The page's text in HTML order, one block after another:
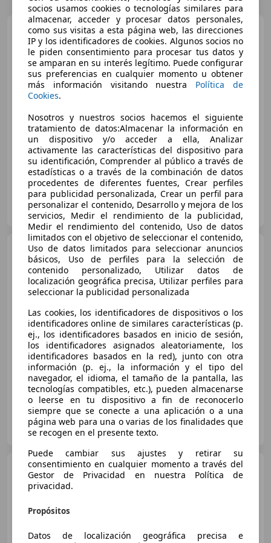
Audi A4
FAMILIAR 2.0 35 TDI
MHEV S TRONIC S LINE AVANT
163
€ 37.900
04/2024 22.926 km Diésel
120 kW (163 CV)
Vehículo revisado, reacondicionado y con garantía.
AUDI HUERTAS MOTOR CARTAGENA
ES-30313 CARTAGENA
Audi A4Avant 2.0TDI DPF 170
Sin comparación
05/2009 189.660 km Diésel
125 kW (170 CV)
LUXAUTO
ES-26240 CASTAÑARES
Audi A4 2.0TDI 110kW
socios usamos cookies o tecnologías similares para
almacenar, acceder y procesar datos personales,
como sus visitas a esta página web, las direcciones
IP y los identificadores de cookies. Algunos socios no
le piden consentimiento para procesar tus datos y
se amparan en su interés legítimo. Puede configurar
sus preferencias en cualquier momento u obtener
más información visitando nuestra Política de
Cookies.
Nosotros y nuestros socios hacemos el siguiente
tratamiento de datos:Almacenar la información en
un dispositivo y/o acceder a ella, Analizar
activamente las características del dispositivo para
su identificación, Comprender al público a través de
estadísticas o a través de la combinación de datos
procedentes de diferentes fuentes, Crear perfiles
para publicidad personalizada, Crear un perfil para
personalizar el contenido, Desarrollo y mejora de los
servicios, Medir el rendimiento de la publicidad,
Medir el rendimiento del contenido, Uso de datos
limitados con el objetivo de seleccionar el contenido,
Uso de datos limitados para seleccionar anuncios
básicos, Uso de perfiles para la selección de
contenido personalizado, Utilizar datos de
localización geográfica precisa, Utilizar perfiles para
seleccionar la publicidad personalizada
Las cookies, los identificadores de dispositivos o los
identificadores online de similares características (p.
ej., los identificadores basados en inicio de sesión,
los identificadores asignados aleatoriamente, los
identificadores basados en la red), junto con otra
información (p. ej., la información y el tipo del
navegador, el idioma, el tamaño de la pantalla, las
tecnologías compatibles, etc.), pueden almacenarse
o leerse en tu dispositivo a fin de reconocerlo
siempre que se conecte a una aplicación o a una
página web para una o varias de los finalidades que
se recogen en el presente texto.
Puede cambiar sus ajustes y retirar su
consentimiento en cualquier momento a través del
Gestor de Privacidad en nuestra Política de
privacidad.
Propósitos
Datos de localización geográfica precisa e